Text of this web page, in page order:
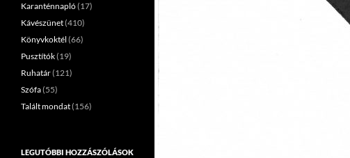
Karanténnapló(17)
Kávészünet(410)
Könyvkoktél (66)
Pusztítók(19)
Ruhatár(121)
Szófa(55)
Talált mondat(156)
LEGUTÓBBI HOZZÁSZÓLÁSOK